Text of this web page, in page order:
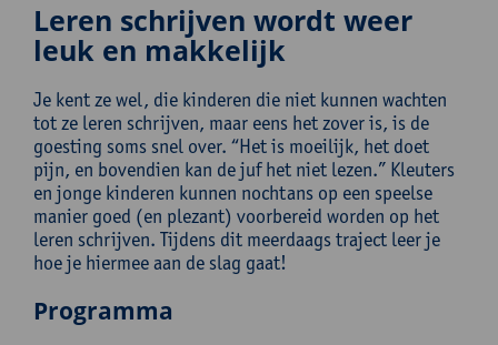
Leren schrijven wordt weer
leuk en makkelijk
Je kent ze wel, die kinderen die niet kunnen wachten
tot ze leren schrijven, maar eens het zover is, is de
goesting soms snel over. “Het is moeilijk, het doet
pijn, en bovendien kan de juf het niet lezen.” Kleuters
en jonge kinderen kunnen nochtans op een speelse
manier goed (en plezant) voorbereid worden op het
leren schrijven. Tijdens dit meerdaags traject leer je
hoe je hiermee aan de slag gaat!
Programma